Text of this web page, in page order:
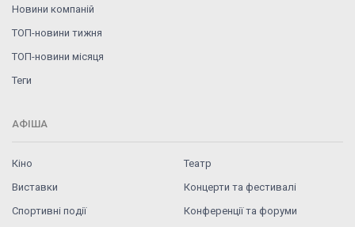
Новини компаній
ТОП-новини тижня
ТОП-новини місяця
Теги
АФІША
Кіно
Театр
Виставки
Концерти та фестивалі
Спортивні події
Конференції та форуми